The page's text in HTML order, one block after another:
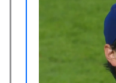
海外「凄すぎる！」
に海外がびっくり仰天
【MLB】ドジャー
→ 「まだまだ7.5ゲ
節に負けることが増